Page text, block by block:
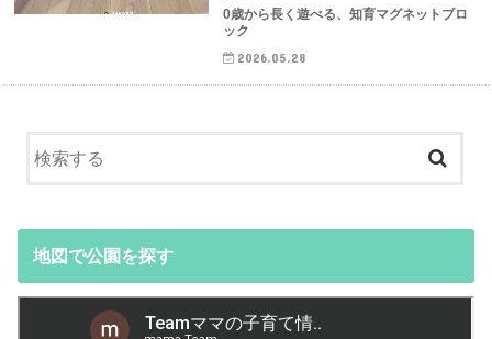
0歳から長く遊べる、知育マグネットブロ
ック
2026.05.28
地図で公園を探す